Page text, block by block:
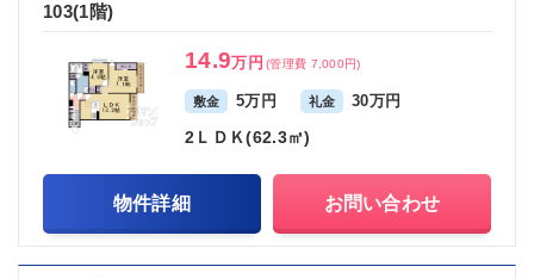
103(1階)
14.9万円 (管理費 7,000円)
敷金 5万円 礼金 30万円
2ＬＤＫ(62.3㎡)
物件詳細 お問い合わせ